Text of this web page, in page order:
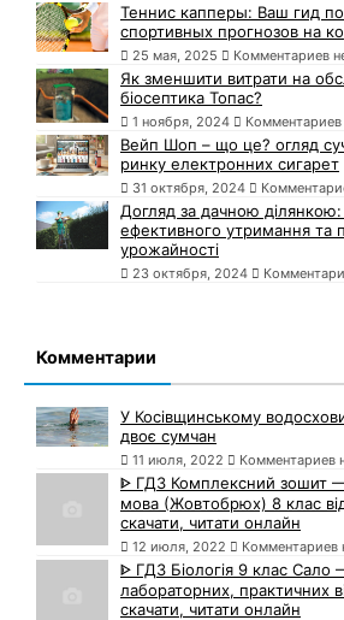
Теннис капперы: Ваш гид
спортивных прогнозов на
25 мая, 2025 Комментариев
Як зменшити витрати на
біосептика Топас?
1 ноября, 2024 Комментариев
Вейп Шоп – що це? огляд
ринку електронних сигарет
31 октября, 2024
Догляд за дачною
ефективного утримання та
урожайності
23 октября, 2024
Комментарии
У Косівщинському
двоє сумчан
11 июля, 2022 Комментариев
ᐈ ГДЗ Комплексний зошит —
мова (Жовтобрюх) 8 клас
скачати, читати онлайн
12 июля, 2022 Комментариев
ᐈ ГДЗ Біологія 9 клас
лабораторних, практичних
скачати, читати онлайн